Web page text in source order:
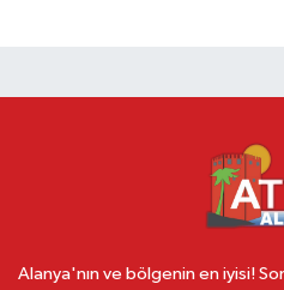
Alanya'nın ve bölgenin en iyisi!